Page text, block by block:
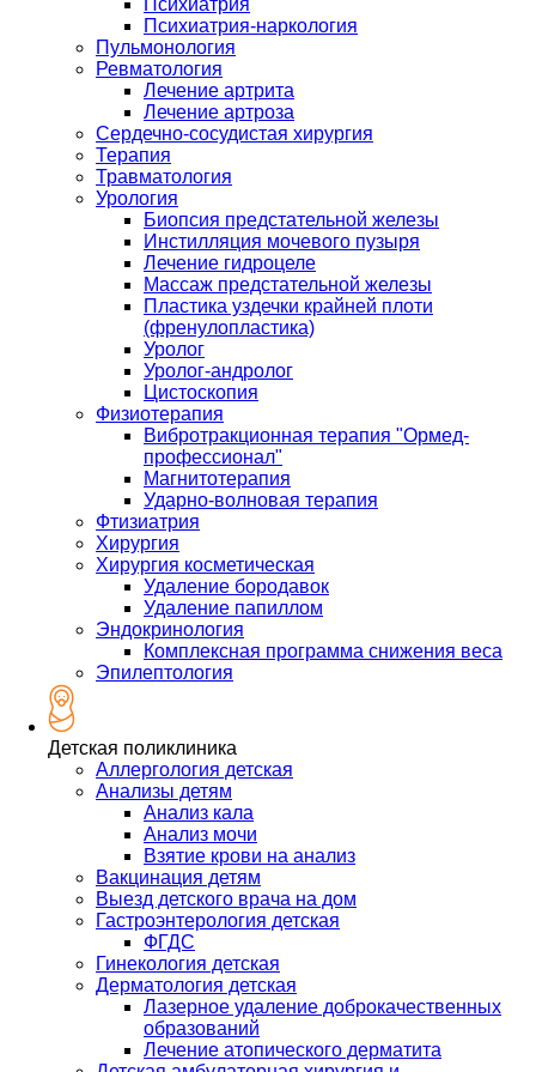
Психиатрия
Психиатрия-наркология
Пульмонология
Ревматология
Лечение артрита
Лечение артроза
Сердечно-сосудистая хирургия
Терапия
Травматология
Урология
Биопсия предстательной железы
Инстилляция мочевого пузыря
Лечение гидроцеле
Массаж предстательной железы
Пластика уздечки крайней плоти
(френулопластика)
Уролог
Уролог-андролог
Цистоскопия
Физиотерапия
Вибротракционная терапия "Ормед-
профессионал"
Магнитотерапия
Ударно-волновая терапия
Фтизиатрия
Хирургия
Хирургия косметическая
Удаление бородавок
Удаление папиллом
Эндокринология
Комплексная программа снижения веса
Эпилептология
Детская поликлиника
Аллергология детская
Анализы детям
Анализ кала
Анализ мочи
Взятие крови на анализ
Вакцинация детям
Выезд детского врача на дом
Гастроэнтерология детская
ФГДС
Гинекология детская
Дерматология детская
Лазерное удаление доброкачественных
образований
Лечение атопического дерматита